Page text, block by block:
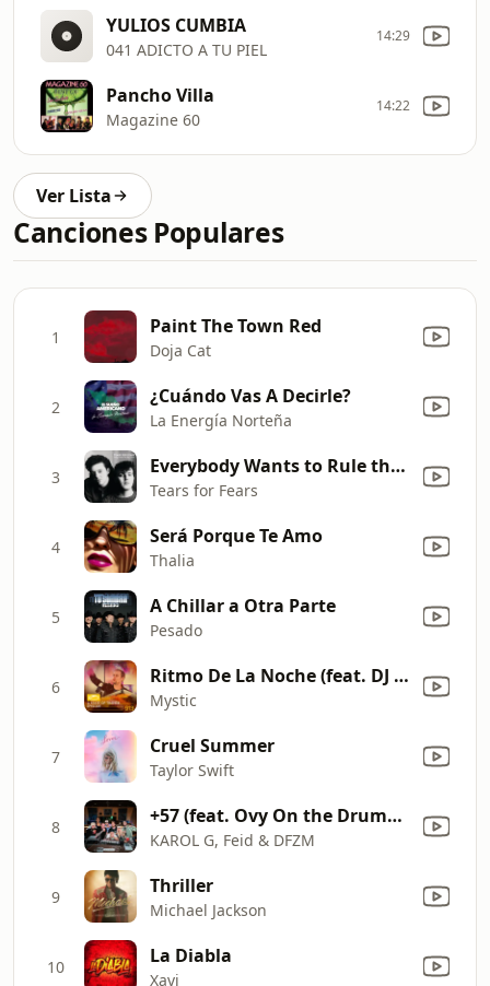
YULIOS CUMBIA
041 ADICTO A TU PIEL
14:29
Pancho Villa
Magazine 60
14:22
Ver Lista
Canciones Populares
1 Paint The Town Red
Doja Cat
2 ¿Cuándo Vas A Decirle?
La Energía Norteña
3 Everybody Wants to Rule the World
Tears for Fears
4 Será Porque Te Amo
Thalia
5 A Chillar a Otra Parte
Pesado
6 Ritmo De La Noche (feat. DJ T.H. & Nadi Sunrise) [Manuel Le Saux & Astuni Remix] [Mixed]
Mystic
7 Cruel Summer
Taylor Swift
8 +57 (feat. Ovy On the Drums, J Balvin, Maluma, Ryan Castro & Blessd)
KAROL G, Feid & DFZM
9 Thriller
Michael Jackson
10 La Diabla
Xavi